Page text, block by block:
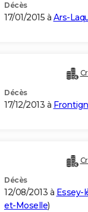
Décès
17/01/2015 à Ars-
Décès
17/12/2013 à
Décès
12/08/2013 à Essey-
et-Moselle)